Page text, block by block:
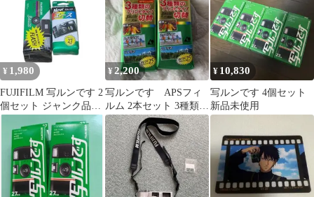
¥ 1,980
FUJIFILM 写ルンです 2
個セット ジャンク品
#A22C
¥2,200
写ルンです APSフィ
ルム 2本セット 3種類の
プリントタイプ
¥ 10,830
写ルンです 4個セット
新品未使用